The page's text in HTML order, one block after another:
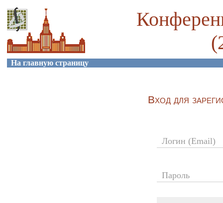
На главную страницу
Вход для
Логин (Email)
Пароль